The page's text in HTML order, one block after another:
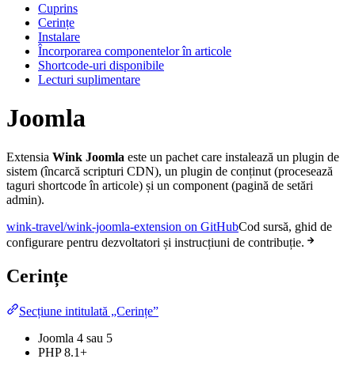
Cuprins
Cerințe
Instalare
Încorporarea componentelor în articole
Shortcode-uri disponibile
Lecturi suplimentare
Joomla
Extensia Wink Joomla este un pachet care instalează un plugin de
sistem (încarcă scripturi CDN), un plugin de conținut (procesează
taguri shortcode în articole) și un component (pagină de setări
admin).
wink-travel/wink-joomla-extension on GitHubCod sursă, ghid de
configurare pentru dezvoltatori și instrucțiuni de contribuție.
Cerințe
Secțiune intitulată „Cerințe”
Joomla 4 sau 5
PHP 8.1+